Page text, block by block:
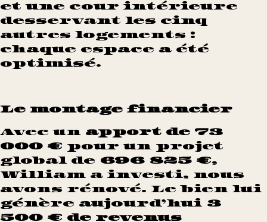
et une cour intérieure
desservant les cinq
autres logements :
chaque espace a été
optimisé.
Le montage financier
Avec un apport de 73
000 € pour un projet
global de 696 825 €,
William a investi, nous
avons rénové. Le bien lui
génère aujourd’hui 3
500 € de revenus